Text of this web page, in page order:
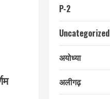
P-2
Uncategorized
अयोध्या
अलीगढ़